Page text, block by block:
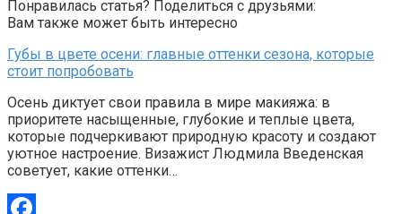
Понравилась статья? Поделиться с друзьями:
Вам также может быть интересно
Губы в цвете осени: главные оттенки сезона, которые
стоит попробовать
Осень диктует свои правила в мире макияжа: в
приоритете насыщенные, глубокие и теплые цвета,
которые подчеркивают природную красоту и создают
уютное настроение. Визажист Людмила Введенская
советует, какие оттенки…